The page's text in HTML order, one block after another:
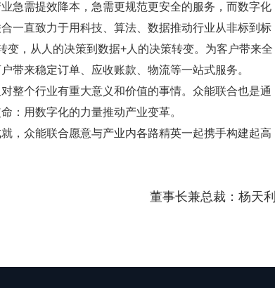
急需提效降本，急需更规范更安全的服务，而数字化
一直致力于用科技、算法、数据推动行业从非标到标
变，从人的决策到数据+人的决策转变。为客户带来全
带来稳定订单、应收账款、物流等一站式服务。
整个行业有重大意义和价值的事情。众能联合也是通
：用数字化的力量推动产业变革。
，众能联合愿意与产业内各路精英一起携手构建起高
董事长兼总裁：杨天利